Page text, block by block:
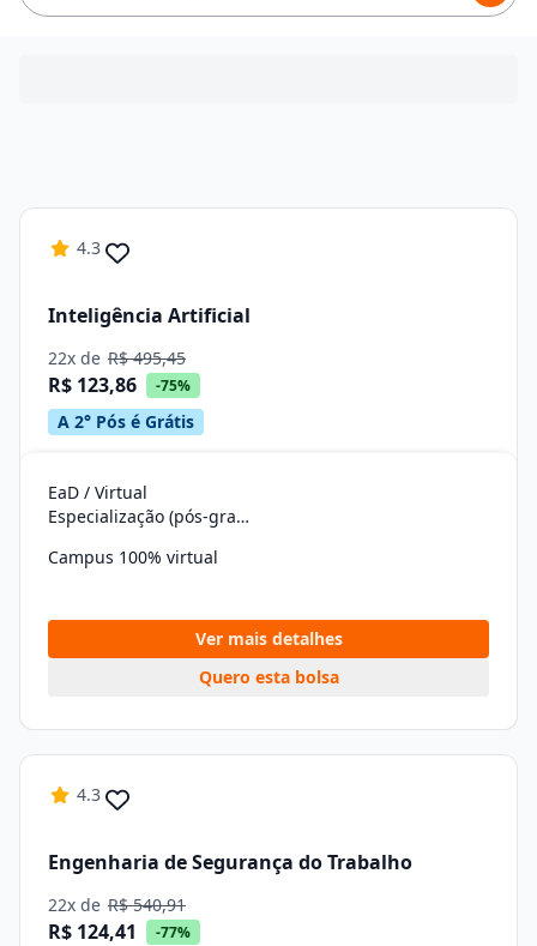
4.3
Inteligência Artificial
22x de R$ 495,45
R$ 123,86 -75%
A 2° Pós é Grátis
EaD / Virtual
Especialização (pós-graduação)
Campus 100% virtual
Ver mais detalhes
Quero esta bolsa
4.3
Engenharia de Segurança do Trabalho
22x de R$ 540,91
R$ 124,41 -77%